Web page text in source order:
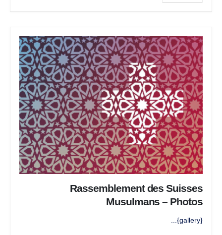
Rassemblement des Suisses
Musulmans – Photos
{gallery}...